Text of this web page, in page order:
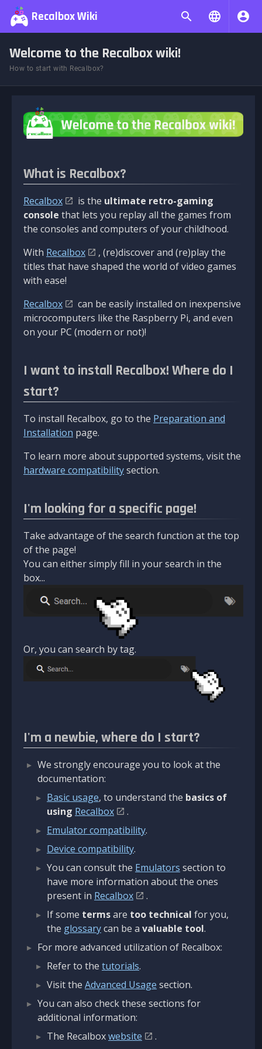
Recalbox Wiki
Welcome to the Recalbox wiki!
How to start with Recalbox?
What is Recalbox?
Recalbox is the ultimate retro-gaming
console that lets you replay all the games from
the consoles and computers of your childhood.
With Recalbox
, (re)discover and (re)play the
titles that have shaped the world of video games
with ease!
Recalbox
can be easily installed on inexpensive
microcomputers like the Raspberry Pi, and even
on your PC (modern or not)!
I want to install Recalbox! Where do I
start?
To install Recalbox, go to the Preparation and
Installation page.
To learn more about supported systems, visit the
hardware compatibilitysection.
I'm looking for a specific page!
Take advantage of the search function at the top
of the page!
You can either simply fill in your search in the
box...
Or, you can search by tag.
I'm a newbie, where do I start?
We strongly encourage you to look at the
documentation:
Basic usage, to understand the basics of
using Recalbox
.
Emulator compatibility.
Device compatibility.
You can consult the Emulators section to
have more information about the ones
present in Recalbox
.
If some termsare too technical for you,
the glossarycan be a valuable tool.
For more advanced utilization of Recalbox:
Refer to the tutorials.
Visit the Advanced Usage section.
You can also check these sections for
additional information:
The Recalboxwebsite
.